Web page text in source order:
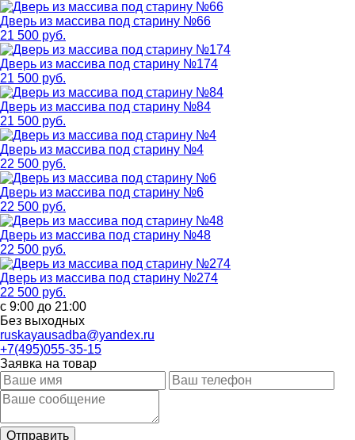
Дверь из массива под старину №66
21 500 руб.
Дверь из массива под старину №174
21 500 руб.
Дверь из массива под старину №84
21 500 руб.
Дверь из массива под старину №4
22 500 руб.
Дверь из массива под старину №6
22 500 руб.
Дверь из массива под старину №48
22 500 руб.
Дверь из массива под старину №274
22 500 руб.
с 9:00 до 21:00
Без выходных
ruskayausadba@yandex.ru
+7(495)055-35-15
Заявка на товар